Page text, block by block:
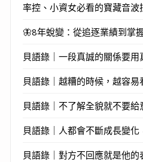
率控、小資女必看的寶藏音波
🦋8年蛻變：從追逐業績到掌
貝語錄｜一段真誠的關係要用
貝語錄｜越糟的時候，越容易
貝語錄｜不了解全貌就不要給
貝語錄｜人都會不斷成長變化
貝語錄｜對方不回應就是他的